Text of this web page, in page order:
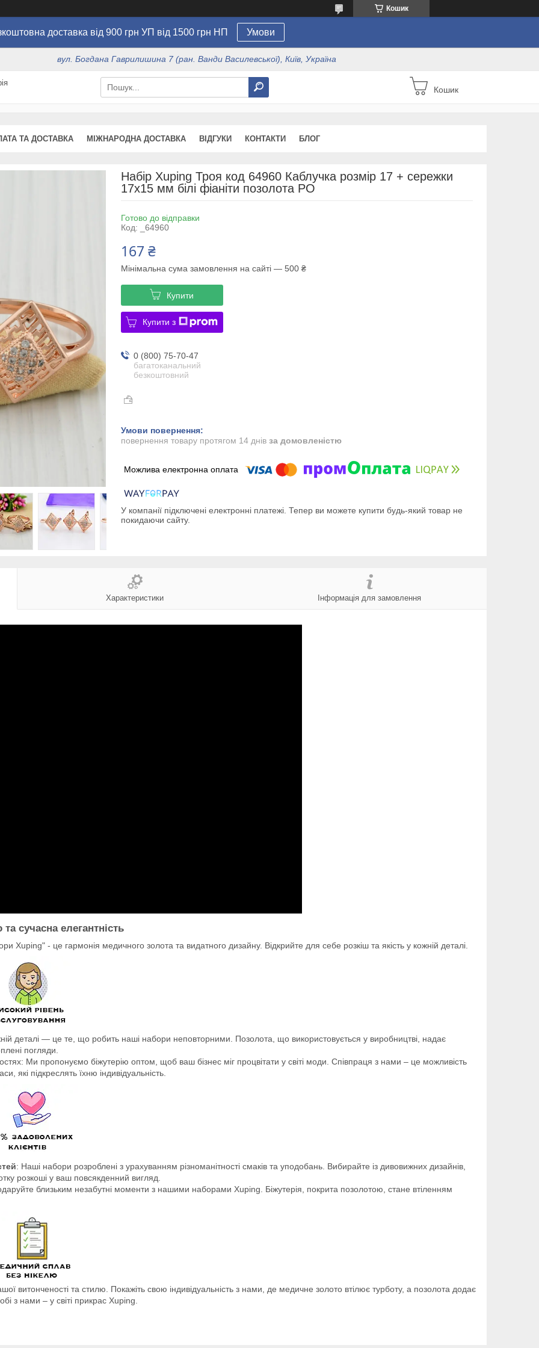
Кошик
доставка від 900 грн УП від 1500 грн НП Умови
вул. Богдана Гаврилишина 7 (ран. Ванди Василевської), Київ, Україна
Кошик
ТА ДОСТАВКА МІЖНАРОДНА ДОСТАВКА ВІДГУКИ КОНТАКТИ БЛОГ
Набір Xuping Троя код 64960 Каблучка розмір 17 + сережки
17х15 мм білі фіаніти позолота РО
Готово до відправки
Код:
_64960
167 ₴
Мінімальна сума замовлення на сайті — 500 ₴
Купити
Купити з
0 (800) 75-70-47
багатоканальний
безкоштовний
повернення товару протягом 14 днів за домовленістю
У компанії підключені електронні платежі. Тепер ви можете купити будь-який товар не
покидаючи сайту.
Характеристики Інформація для замовлення
сучасна елегантність
Xuping" - це гармонія медичного золота та видатного дизайну. Відкрийте для себе розкіш та якість у кожній деталі.
деталі — це те, що робить наші набори неповторними. Позолота, що використовується у виробництві, надає
погляди.
Ми пропонуємо біжутерію оптом, щоб ваш бізнес міг процвітати у світі моди. Співпраця з нами – це можливість
які підкреслять їхню індивідуальність.
: Наші набори розроблені з урахуванням різноманітності смаків та уподобань. Вибирайте із дивовижних дизайнів,
розкоші у ваш повсякденний вигляд.
близьким незабутні моменти з нашими наборами Xuping. Біжутерія, покрита позолотою, стане втіленням
витонченості та стилю. Покажіть свою індивідуальність з нами, де медичне золото втілює турботу, а позолота додає
з нами – у світі прикрас Xuping.